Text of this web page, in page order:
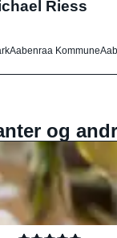
Riess
Aabenraa Kommune
og